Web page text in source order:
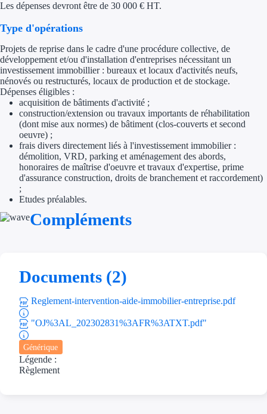
Aides Région
Aides Région
Aides Région
Aides Région
Aides Région
Les dépenses devront être de 30 000 € HT.
Type d'opérations
Projets de reprise dans le cadre d'une procédure collective, de
développement et/ou d'installation d'entreprises nécessitant un
investissement immobillier : bureaux et locaux d'activités neufs,
nénovés ou restructurés, locaux de production et de stockage.
Dépenses éligibles :
acquisition de bâtiments d'activité ;
construction/extension ou travaux importants de réhabilitation
(dont mise aux normes) de bâtiment (clos-couverts et second
oeuvre) ;
frais divers directement liés à l'investissement immobilier :
démolition, VRD, parking et aménagement des abords,
honoraires de maîtrise d'oeuvre et travaux d'expertise, prime
d'assurance construction, droits de branchement et raccordement)
;
Etudes préalables.
Compléments
Documents (2)
Reglement-intervention-aide-immobilier-entreprise.pdf
"OJ%3AL_202302831%3AFR%3ATXT.pdf"
Générique
Légende :
Règlement